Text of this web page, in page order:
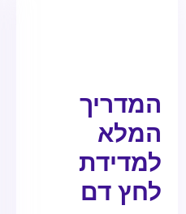
המדריך
המלא
למדידת
לחץ דם